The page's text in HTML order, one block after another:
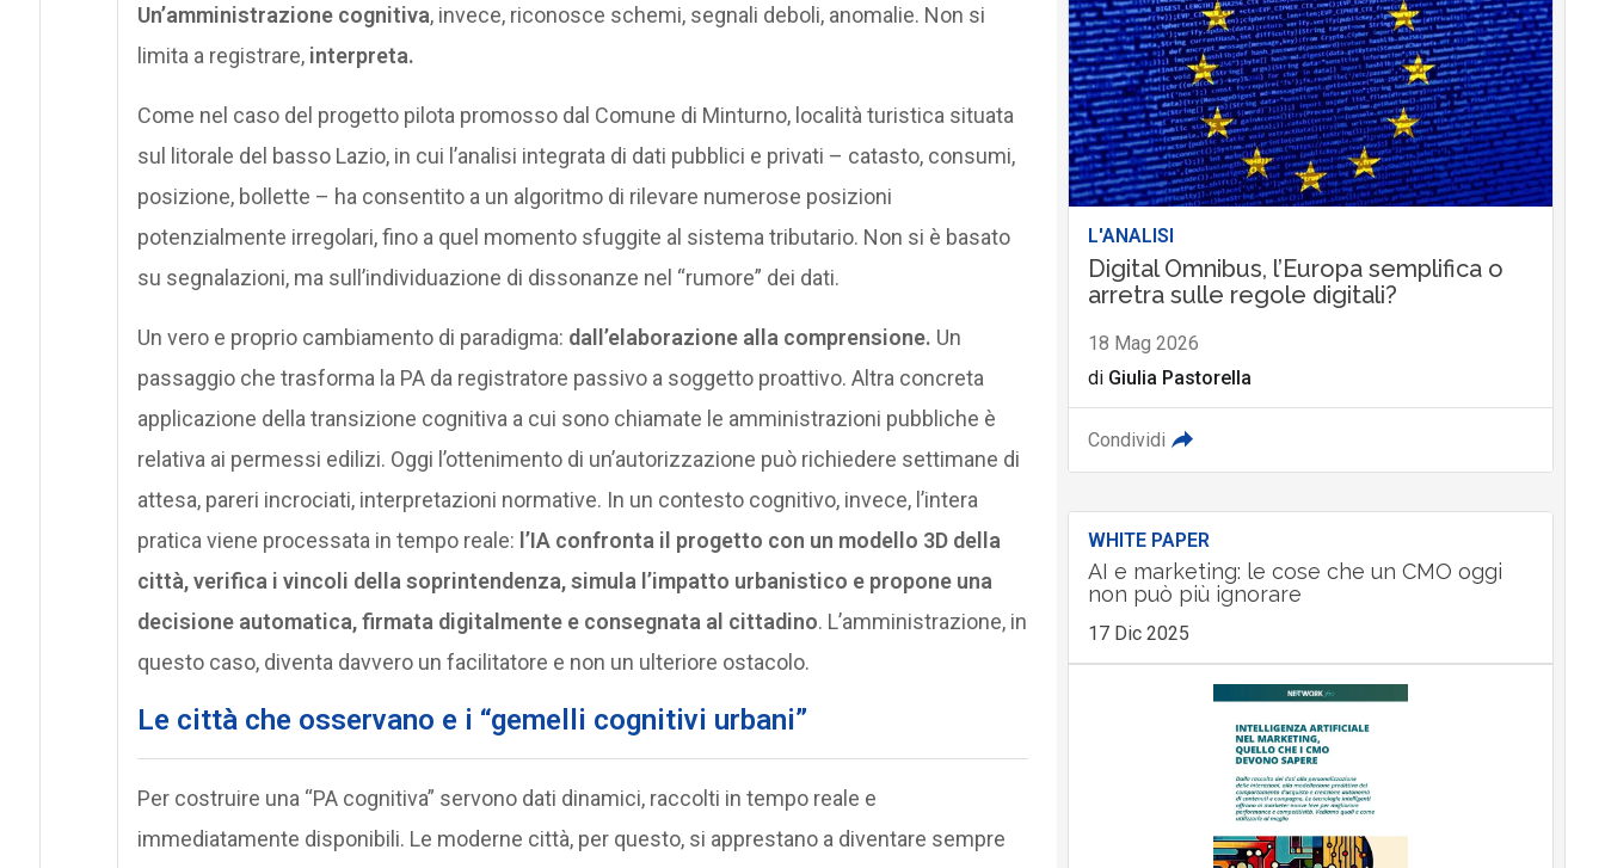
Un’amministrazione cognitiva, invece, riconosce schemi, segnali deboli, anomalie. Non si
limita a registrare, interpreta.
Come nel caso del progetto pilota promosso dal Comune di Minturno, località turistica situata
sul litorale del basso Lazio, in cui l’analisi integrata di dati pubblici e privati – catasto, consumi,
posizione, bollette – ha consentito a un algoritmo di rilevare numerose posizioni
potenzialmente irregolari, fino a quel momento sfuggite al sistema tributario. Non si è basato
su segnalazioni, ma sull’individuazione di dissonanze nel “rumore” dei dati.
Un vero e proprio cambiamento di paradigma: dall’elaborazione alla comprensione. Un
passaggio che trasforma la PA da registratore passivo a soggetto proattivo. Altra concreta
applicazione della transizione cognitiva a cui sono chiamate le amministrazioni pubbliche è
relativa ai permessi edilizi. Oggi l’ottenimento di un’autorizzazione può richiedere settimane di
attesa, pareri incrociati, interpretazioni normative. In un contesto cognitivo, invece, l’intera
pratica viene processata in tempo reale: l’IA confronta il progetto con un modello 3D della
città, verifica i vincoli della soprintendenza, simula l’impatto urbanistico e propone una
decisione automatica, firmata digitalmente e consegnata al cittadino. L’amministrazione, in
questo caso, diventa davvero un facilitatore e non un ulteriore ostacolo.
Le città che osservano e i “gemelli cognitivi urbani”
Per costruire una “PA cognitiva” servono dati dinamici, raccolti in tempo reale e
immediatamente disponibili. Le moderne città, per questo, si apprestano a diventare sempre
L'ANALISI
Digital Omnibus, l’Europa semplifica o
arretra sulle regole digitali?
18 Mag 2026
di Giulia Pastorella
Condividi
WHITE PAPER
AI e marketing: le cose che un CMO oggi
non può più ignorare
17 Dic 2025